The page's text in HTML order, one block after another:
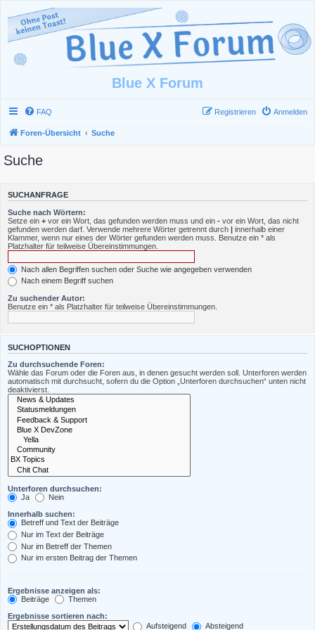
Blue X Forum
FAQ Anmelden
Registrieren
Foren-Übersicht Suche
Suche
SUCHANFRAGE
Suche nach Wörtern:
Setze ein + vor ein Wort, das gefunden werden muss und ein - vor ein Wort, das nicht
gefunden werden darf. Verwende mehrere Wörter getrennt durch | innerhalb einer
Klammer, wenn nur eines der Wörter gefunden werden muss. Benutze ein * als
Platzhalter für teilweise Übereinstimmungen.
Nach allen Begriffen suchen oder Suche wie angegeben verwenden
Nach einem Begriff suchen
Zu suchender Autor:
Benutze ein * als Platzhalter für teilweise Übereinstimmungen.
SUCHOPTIONEN
Zu durchsuchende Foren:
Wähle das Forum oder die Foren aus, in denen gesucht werden soll. Unterforen werden
automatisch mit durchsucht, sofern du die Option „Unterforen durchsuchen“ unten nicht
deaktivierst.
Unterforen durchsuchen:
Ja
Nein
Innerhalb suchen:
Betreff und Text der Beiträge
Nur im Text der Beiträge
Nur im Betreff der Themen
Nur im ersten Beitrag der Themen
Ergebnisse anzeigen als:
Beiträge
Themen
Ergebnisse sortieren nach:
Aufsteigend
Absteigend